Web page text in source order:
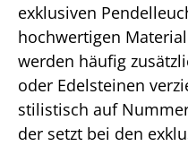
exklusiven
hochwertigen
werden häufig
oder Edelsteinen
stilistisch auf
der setzt bei den